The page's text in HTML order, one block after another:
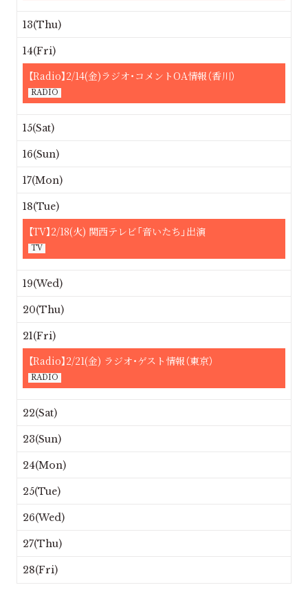
13(Thu)
14(Fri)
【Radio】2/14(金)ラジオ・コメントOA情報（香川）
RADIO
15(Sat)
16(Sun)
17(Mon)
18(Tue)
【TV】2/18(火) 関西テレビ「音いたち」出演
TV
19(Wed)
20(Thu)
21(Fri)
【Radio】2/21(金) ラジオ・ゲスト情報（東京）
RADIO
22(Sat)
23(Sun)
24(Mon)
25(Tue)
26(Wed)
27(Thu)
28(Fri)